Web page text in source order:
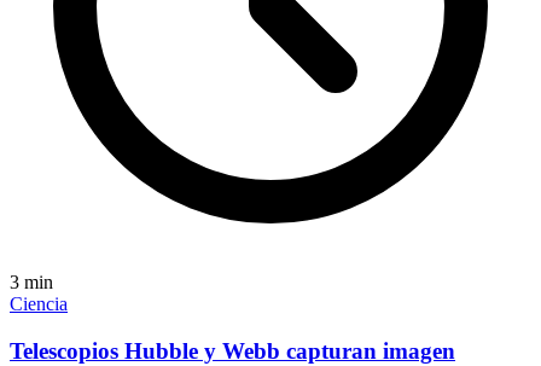
3 min
Ciencia
Telescopios Hubble y Webb capturan imagen